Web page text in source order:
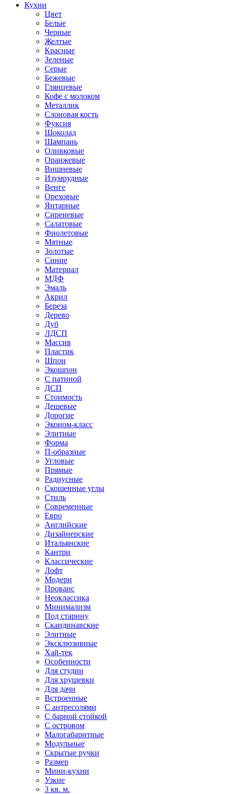
Кухни
Цвет
Белые
Черные
Желтые
Красные
Зеленые
Серые
Бежевые
Глянцевые
Кофе с молоком
Металлик
Слоновая кость
Фуксия
Шоколад
Шампань
Оливковые
Оранжевые
Вишневые
Изумрудные
Венге
Ореховые
Янтарные
Сиреневые
Салатовые
Фиолетовые
Мятные
Золотые
Синие
Материал
МДФ
Эмаль
Акрил
Береза
Дерево
Дуб
ЛДСП
Массив
Пластик
Шпон
Экошпон
С патиной
ДСП
Стоимость
Дешевые
Дорогие
Эконом-класс
Элитные
Форма
П-образные
Угловые
Прямые
Радиусные
Скошенные углы
Стиль
Современные
Евро
Английские
Дизайнерские
Итальянские
Кантри
Классические
Лофт
Модерн
Прованс
Неоклассика
Минимализм
Под старину
Скандинавские
Элитные
Эксклюзивные
Хай-тек
Особенности
Для студии
Для хрущевки
Для дачи
Встроенные
С антресолями
С барной стойкой
С островом
Малогабаритные
Модульные
Скрытые ручки
Размер
Мини-кухни
Узкие
3 кв. м.